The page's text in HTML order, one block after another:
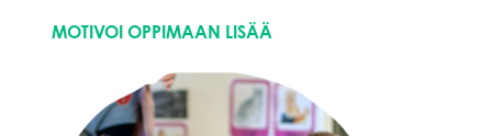
MOTIVOI OPPIMAAN LISÄÄ